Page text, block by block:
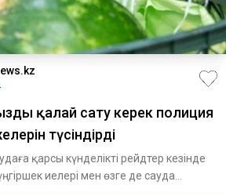
қалай сату керек полиция
түсіндірді
қарсы күнделікті рейдтер кезінде
иелері мен өзге де сауда